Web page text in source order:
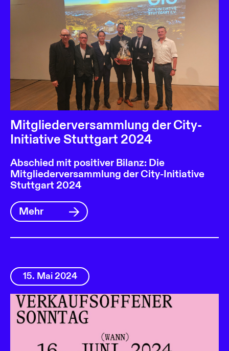
Mitgliederversammlung der City-
Initiative Stuttgart 2024
Abschied mit positiver Bilanz: Die
Mitgliederversammlung der City-Initiative
Stuttgart 2024
Mehr
15. Mai 2024